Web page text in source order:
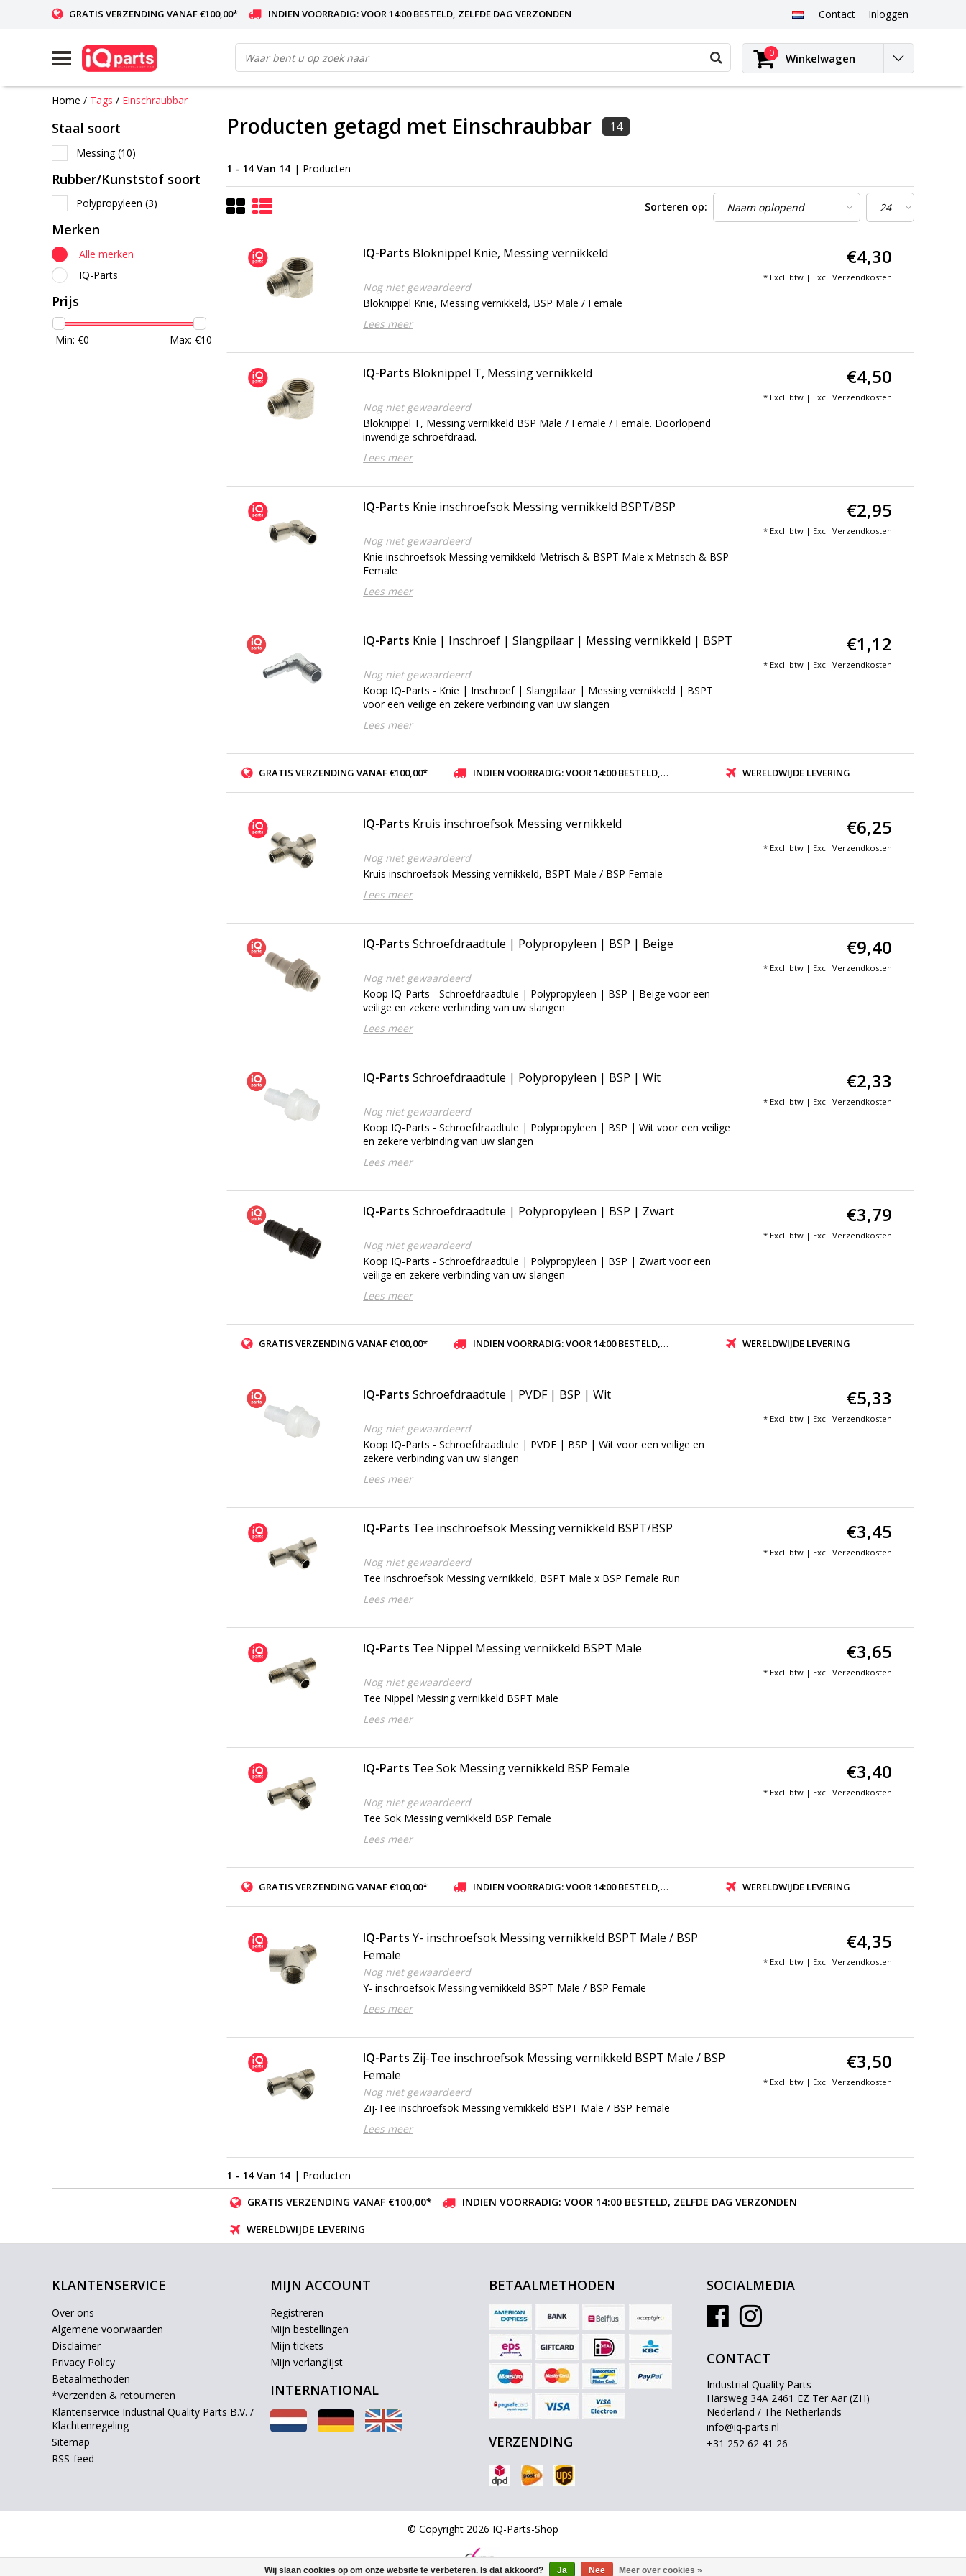
GRATIS VERZENDING VANAF €100,00* INDIEN VOORRADIG: VOOR 14:00 BESTELD, ZELFDE DAG VERZONDEN Contact Inloggen
0 Winkelwagen
Home / Tags / Einschraubbar
Staal soort
Messing(10)
Rubber/Kunststof soort
Polypropyleen (3)
Merken
Alle merken
IQ-Parts
Prijs
Min: €0 Max: €10
Producten getagd met Einschraubbar 14
1 - 14 Van 14 | Producten
Sorteren op:
IQ-Parts Bloknippel Knie, Messing vernikkeld
Nog niet gewaardeerd
Bloknippel Knie, Messing vernikkeld, BSP Male / Female
Lees meer
€4,30
* Excl. btw | Excl. Verzendkosten
IQ-Parts Bloknippel T, Messing vernikkeld
Nog niet gewaardeerd
Bloknippel T, Messing vernikkeld BSP Male / Female / Female. Doorlopend
inwendige schroefdraad.
Lees meer
€4,50
* Excl. btw | Excl. Verzendkosten
IQ-Parts Knie inschroefsok Messing vernikkeld BSPT/BSP
Nog niet gewaardeerd
Knie inschroefsok Messing vernikkeld Metrisch & BSPT Male x Metrisch & BSP
Female
Lees meer
€2,95
* Excl. btw | Excl. Verzendkosten
IQ-Parts Knie | Inschroef | Slangpilaar | Messing vernikkeld | BSPT
Nog niet gewaardeerd
Koop IQ-Parts - Knie | Inschroef | Slangpilaar | Messing vernikkeld | BSPT
voor een veilige en zekere verbinding van uw slangen
Lees meer
€1,12
* Excl. btw | Excl. Verzendkosten
GRATIS VERZENDING VANAF €100,00* INDIEN VOORRADIG: VOOR 14:00 BESTELD, ZELFDE DAG VERZONDEN WERELDWIJDE LEVERING
IQ-Parts Kruis inschroefsok Messing vernikkeld
Nog niet gewaardeerd
Kruis inschroefsok Messing vernikkeld, BSPT Male / BSP Female
Lees meer
€6,25
* Excl. btw | Excl. Verzendkosten
IQ-Parts Schroefdraadtule | Polypropyleen | BSP | Beige
Nog niet gewaardeerd
Koop IQ-Parts - Schroefdraadtule | Polypropyleen | BSP | Beige voor een
veilige en zekere verbinding van uw slangen
Lees meer
€9,40
* Excl. btw | Excl. Verzendkosten
IQ-Parts Schroefdraadtule | Polypropyleen | BSP | Wit
Nog niet gewaardeerd
Koop IQ-Parts - Schroefdraadtule | Polypropyleen | BSP | Wit voor een veilige
en zekere verbinding van uw slangen
Lees meer
€2,33
* Excl. btw | Excl. Verzendkosten
IQ-Parts Schroefdraadtule | Polypropyleen | BSP | Zwart
Nog niet gewaardeerd
Koop IQ-Parts - Schroefdraadtule | Polypropyleen | BSP | Zwart voor een
veilige en zekere verbinding van uw slangen
Lees meer
€3,79
* Excl. btw | Excl. Verzendkosten
GRATIS VERZENDING VANAF €100,00* INDIEN VOORRADIG: VOOR 14:00 BESTELD, ZELFDE DAG VERZONDEN WERELDWIJDE LEVERING
IQ-Parts Schroefdraadtule | PVDF | BSP | Wit
Nog niet gewaardeerd
Koop IQ-Parts - Schroefdraadtule | PVDF | BSP | Wit voor een veilige en
zekere verbinding van uw slangen
Lees meer
€5,33
* Excl. btw | Excl. Verzendkosten
IQ-Parts Tee inschroefsok Messing vernikkeld BSPT/BSP
Nog niet gewaardeerd
Tee inschroefsok Messing vernikkeld, BSPT Male x BSP Female Run
Lees meer
€3,45
* Excl. btw | Excl. Verzendkosten
IQ-Parts Tee Nippel Messing vernikkeld BSPT Male
Nog niet gewaardeerd
Tee Nippel Messing vernikkeld BSPT Male
Lees meer
€3,65
* Excl. btw | Excl. Verzendkosten
IQ-Parts Tee Sok Messing vernikkeld BSP Female
Nog niet gewaardeerd
Tee Sok Messing vernikkeld BSP Female
Lees meer
€3,40
* Excl. btw | Excl. Verzendkosten
GRATIS VERZENDING VANAF €100,00* INDIEN VOORRADIG: VOOR 14:00 BESTELD, ZELFDE DAG VERZONDEN WERELDWIJDE LEVERING
IQ-Parts Y- inschroefsok Messing vernikkeld BSPT Male / BSP
Female
Nog niet gewaardeerd
Y- inschroefsok Messing vernikkeld BSPT Male / BSP Female
Lees meer
€4,35
* Excl. btw | Excl. Verzendkosten
IQ-Parts Zij-Tee inschroefsok Messing vernikkeld BSPT Male / BSP
Female
Nog niet gewaardeerd
Zij-Tee inschroefsok Messing vernikkeld BSPT Male / BSP Female
Lees meer
€3,50
* Excl. btw | Excl. Verzendkosten
1 - 14 Van 14 | Producten
GRATIS VERZENDING VANAF €100,00*
INDIEN VOORRADIG: VOOR 14:00 BESTELD, ZELFDE DAG VERZONDEN
WERELDWIJDE LEVERING
KLANTENSERVICE
Over ons
Algemene voorwaarden
Disclaimer
Privacy Policy
Betaalmethoden
*Verzenden & retourneren
Klantenservice Industrial Quality Parts B.V. /
Klachtenregeling
Sitemap
RSS-feed
MIJN ACCOUNT
Registreren
Mijn bestellingen
Mijn tickets
Mijn verlanglijst
INTERNATIONAL
BETAALMETHODEN
VERZENDING
SOCIALMEDIA
CONTACT
Industrial Quality Parts
Harsweg 34A 2461 EZ Ter Aar (ZH)
Nederland / The Netherlands
info@iq-parts.nl
+31 252 62 41 26
© Copyright 2026 IQ-Parts-Shop
Wij slaan cookies op om onze website te verbeteren. Is dat akkoord? Ja Nee Meer over cookies »